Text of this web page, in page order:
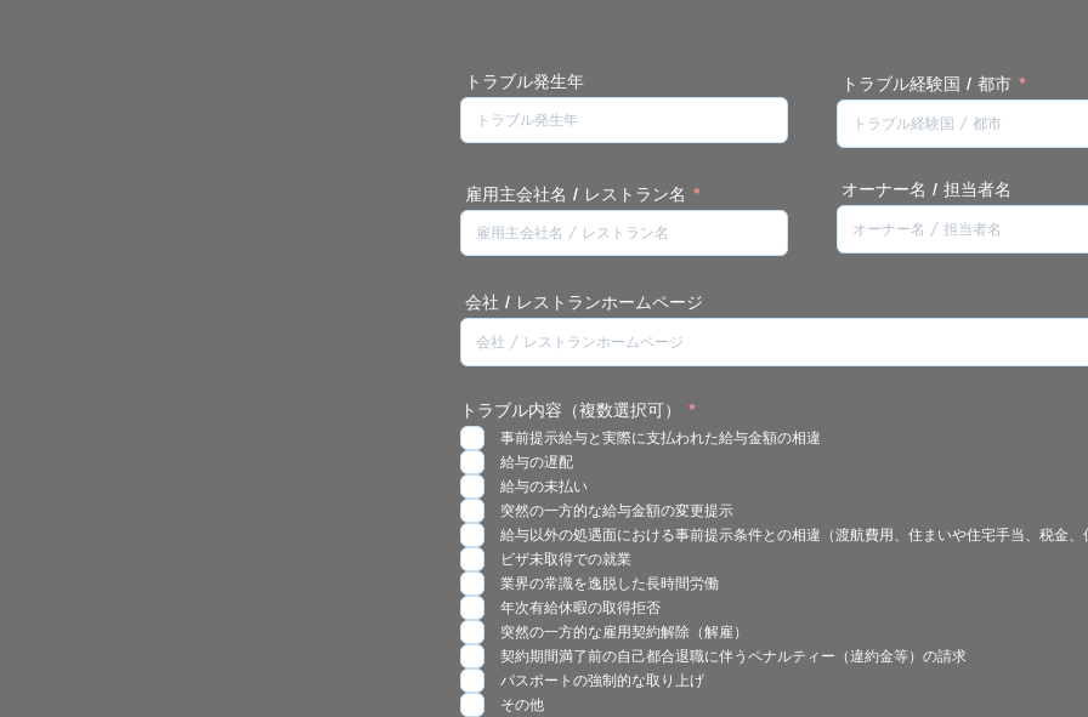
トラブル発生年 トラブル経験国 / 都市
雇用主会社名 / レストラン名 オーナー名 / 担当者名
会社 / レストランホームページ
トラブル内容（複数選択可） *
項
事前提示給与と実際に支払われた給与金額の相違
給与の遅配
給与の未払い
突然の一方的な給与金額の変更提示
給与以外の処遇面における事前提示条件との相違（渡航費用、住まいや住宅手当、税金、
ビザ未取得での就業
業界の常識を逸脱した長時間労働
年次有給休暇の取得拒否
突然の一方的な雇用契約解除（解雇）
契約期間満了前の自己都合退職に伴うペナルティー（違約金等）の請求
パスポートの強制的な取り上げ
その他